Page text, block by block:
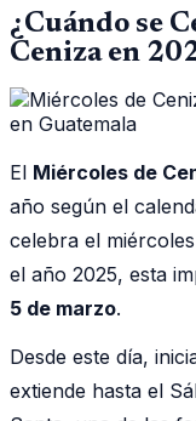
¿Cuándo se
Ceniza en
El Miércoles de
año según el
celebra el
el año 2025, esta
5 de marzo.
Desde este día,
extiende hasta el